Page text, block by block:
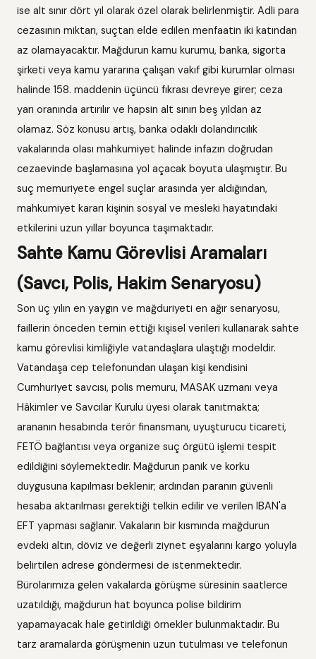
ise alt sınır dört yıl olarak özel olarak belirlenmiştir. Adli para
cezasının miktarı, suçtan elde edilen menfaatin iki katından
az olamayacaktır. Mağdurun kamu kurumu, banka, sigorta
şirketi veya kamu yararına çalışan vakıf gibi kurumlar olması
halinde 158. maddenin üçüncü fıkrası devreye girer; ceza
yarı oranında artırılır ve hapsin alt sınırı beş yıldan az
olamaz. Söz konusu artış, banka odaklı dolandırıcılık
vakalarında olası mahkumiyet halinde infazın doğrudan
cezaevinde başlamasına yol açacak boyuta ulaşmıştır. Bu
suç memuriyete engel suçlar arasında yer aldığından,
mahkumiyet kararı kişinin sosyal ve mesleki hayatındaki
etkilerini uzun yıllar boyunca taşımaktadır.
Sahte Kamu Görevlisi Aramaları
(Savcı, Polis, Hakim Senaryosu)
Son üç yılın en yaygın ve mağduriyeti en ağır senaryosu,
faillerin önceden temin ettiği kişisel verileri kullanarak sahte
kamu görevlisi kimliğiyle vatandaşlara ulaştığı modeldir.
Vatandaşa cep telefonundan ulaşan kişi kendisini
Cumhuriyet savcısı, polis memuru, MASAK uzmanı veya
Hâkimler ve Savcılar Kurulu üyesi olarak tanıtmakta;
arananın hesabında terör finansmanı, uyuşturucu ticareti,
FETÖ bağlantısı veya organize suç örgütü işlemi tespit
edildiğini söylemektedir. Mağdurun panik ve korku
duygusuna kapılması beklenir; ardından paranın güvenli
hesaba aktarılması gerektiği telkin edilir ve verilen IBAN'a
EFT yapması sağlanır. Vakaların bir kısmında mağdurun
evdeki altın, döviz ve değerli ziynet eşyalarını kargo yoluyla
belirtilen adrese göndermesi de istenmektedir.
Bürolarımıza gelen vakalarda görüşme süresinin saatlerce
uzatıldığı, mağdurun hat boyunca polise bildirim
yapamayacak hale getirildiği örnekler bulunmaktadır. Bu
tarz aramalarda görüşmenin uzun tutulması ve telefonun